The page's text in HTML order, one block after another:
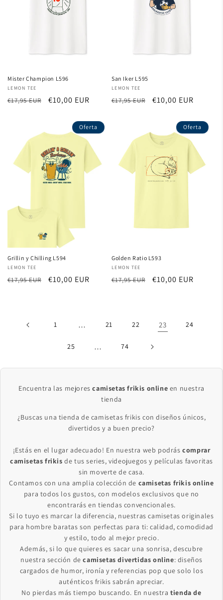
Mister Champion L596
Proveedor:
LEMON TEE
Precio
€17,95 EUR
Precio
€10,00 EUR
San Iker L595
Proveedor:
LEMON TEE
Precio
€17,95 EUR
Precio
€10,00 EUR
Oferta
Grillin y Chilling L594
Proveedor:
LEMON TEE
Precio
€17,95 EUR
Precio
€10,00 EUR
Oferta
Golden Ratio L593
Proveedor:
LEMON TEE
Precio
€17,95 EUR
Precio
€10,00 EUR
1 … 21 22 23 24
25 … 74
Encuentra las mejorescamisetas frikis online en nuestra
tienda
¿Buscas una tienda de camisetas frikis con diseños únicos,
divertidos y a buen precio?
¡Estás en el lugar adecuado! En nuestra web podráscomprar
camisetas frikis de tus series, videojuegos y películas favoritas
sin moverte de casa.
Contamos con una amplia colección de camisetas frikis online
para todos los gustos, con modelos exclusivos que no
encontrarás en tiendas convencionales.
Si lo tuyo es marcar la diferencia, nuestras camisetas originales
para hombre baratas son perfectas para ti: calidad, comodidad
y estilo, todo al mejor precio.
Además, si lo que quieres es sacar una sonrisa, descubre
nuestra sección decamisetas divertidas online: diseños
cargados de humor, ironía y referencias pop que solo los
auténticos frikis sabrán apreciar.
No pierdas más tiempo buscando. En nuestratienda de